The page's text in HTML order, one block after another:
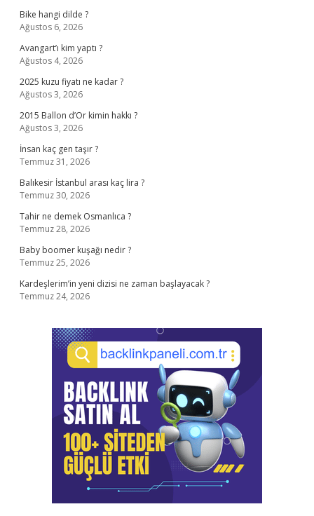
Bike hangi dilde ?
Ağustos 6, 2026
Avangart’ı kim yaptı ?
Ağustos 4, 2026
2025 kuzu fiyatı ne kadar ?
Ağustos 3, 2026
2015 Ballon d’Or kimin hakkı ?
Ağustos 3, 2026
İnsan kaç gen taşır ?
Temmuz 31, 2026
Balıkesir İstanbul arası kaç lira ?
Temmuz 30, 2026
Tahir ne demek Osmanlıca ?
Temmuz 28, 2026
Baby boomer kuşağı nedir ?
Temmuz 25, 2026
Kardeşlerim’in yeni dizisi ne zaman başlayacak ?
Temmuz 24, 2026